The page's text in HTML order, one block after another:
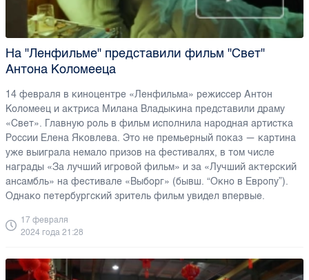
На "Ленфильме" представили фильм "Свет"
Антона Коломееца
14 февраля в киноцентре «Ленфильма» режиссер Антон
Коломеец и актриса Милана Владыкина представили драму
«Свет». Главную роль в фильм исполнила народная артистка
России Елена Яковлева. Это не премьерный показ — картина
уже выиграла немало призов на фестивалях, в том числе
награды «За лучший игровой фильм» и за «Лучший актерский
ансамбль» на фестивале «Выборг» (бывш. “Окно в Европу”).
Однако петербургский зритель фильм увидел впервые.
17 февраля
2024 года 21:28